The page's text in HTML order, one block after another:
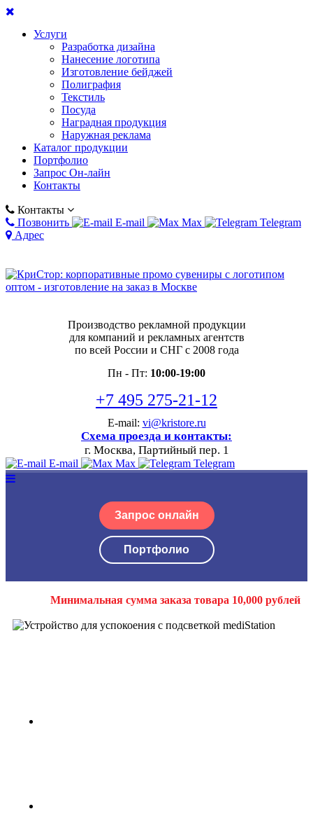
Услуги
Разработка дизайна
Нанесение логотипа
Изготовление бейджей
Полиграфия
Текстиль
Посуда
Наградная продукция
Наружная реклама
Каталог продукции
Портфолио
Запрос Он-лайн
Контакты
Контакты
Позвонить
E-mail Max
Telegram
Адрес
Производство рекламной продукции
для компаний и рекламных агентств
по всей России и СНГ с 2008 года
Пн - Пт: 10:00-19:00
+7 495 275-21-12
E-mail: vi@kristore.ru
Схема проезда и контакты:
г. Москва, Партийный пер. 1
E-mail Max Telegram
Запрос онлайн
Портфолио
Минимальная сумма заказа товара 10,000 рублей